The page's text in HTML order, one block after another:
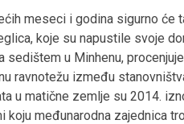
meseci i godina sigurno će
koje su napustile svoje
u Minhenu,
ravnotežu između
u matične zemlje su 2014.
međunarodna zajednica